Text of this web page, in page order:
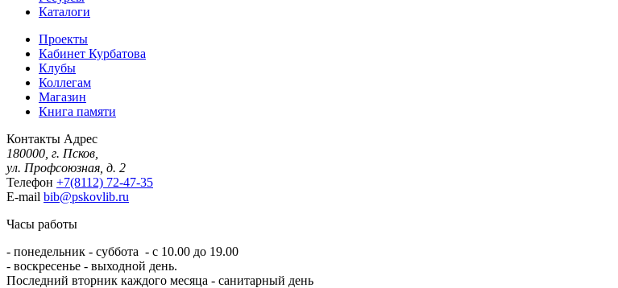
Каталоги
Проекты
Кабинет Курбатова
Клубы
Коллегам
Магазин
Книга памяти
Контакты Адрес
180000, г. Псков,
ул. Профсоюзная, д. 2
Телефон +7(8112) 72-47-35
E-mail bib@pskovlib.ru
Часы работы
- понедельник - суббота - с 10.00 до 19.00
- воскресенье - выходной день.
Последний вторник каждого месяца - санитарный день